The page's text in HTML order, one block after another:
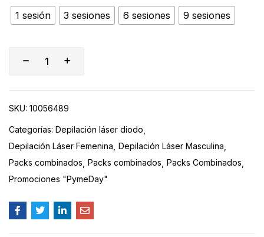
1 sesión
3 sesiones 6 sesiones 9 sesiones
SKU: 10056489
Categorías: Depilación láser diodo
Depilación Láser Femenina Depilación Láser Masculina
Packs combinados Packs combinados Packs Combinados
Promociones "PymeDay"